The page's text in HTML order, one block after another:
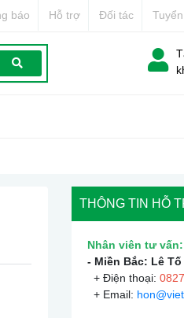
báo Hỗ trợ Đối tác
THÔNG TIN HỖ
Nhân viên tư vấn:
- Miền Bắc: Lê
+ Điện thoại: 0
+ Email: